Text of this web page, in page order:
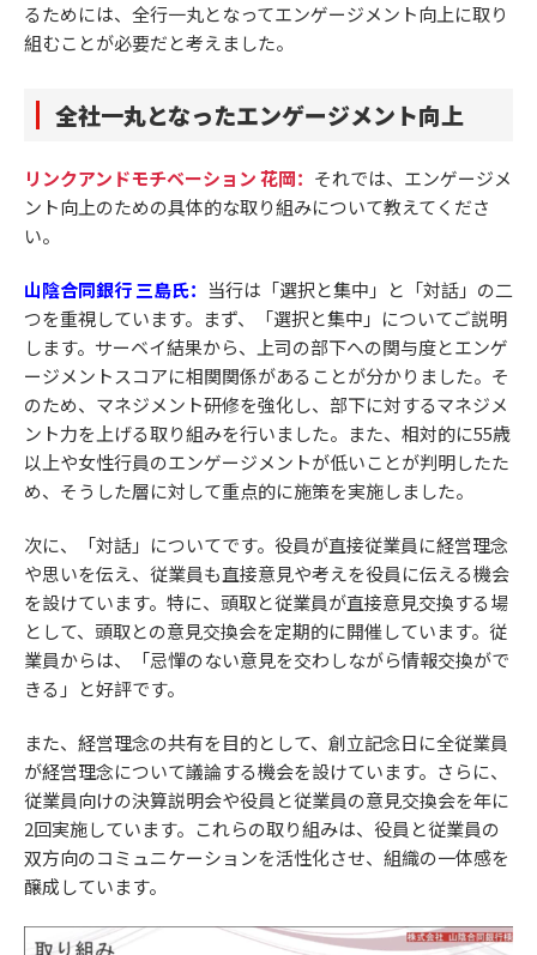
るためには、全行一丸となってエンゲージメント向上に取り
組むことが必要だと考えました。
全社一丸となったエンゲージメント向上
リンクアンドモチベーション 花岡： それでは、エンゲージメ
ント向上のための具体的な取り組みについて教えてくださ
い。
山陰合同銀行 三島氏： 当行は「選択と集中」と「対話」の二
つを重視しています。まず、「選択と集中」についてご説明
します。サーベイ結果から、上司の部下への関与度とエンゲ
ージメントスコアに相関関係があることが分かりました。そ
のため、マネジメント研修を強化し、部下に対するマネジメ
ント力を上げる取り組みを行いました。また、相対的に55歳
以上や女性行員のエンゲージメントが低いことが判明したた
め、そうした層に対して重点的に施策を実施しました。
次に、「対話」についてです。役員が直接従業員に経営理念
や思いを伝え、従業員も直接意見や考えを役員に伝える機会
を設けています。特に、頭取と従業員が直接意見交換する場
として、頭取との意見交換会を定期的に開催しています。従
業員からは、「忌憚のない意見を交わしながら情報交換がで
きる」と好評です。
また、経営理念の共有を目的として、創立記念日に全従業員
が経営理念について議論する機会を設けています。さらに、
従業員向けの決算説明会や役員と従業員の意見交換会を年に
2回実施しています。これらの取り組みは、役員と従業員の
双方向のコミュニケーションを活性化させ、組織の一体感を
醸成しています。